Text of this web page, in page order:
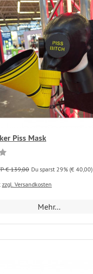
Piss Mask
€ 139,00 Du sparst 29% (€ 40,00)
zzgl. Versandkosten
Mehr...